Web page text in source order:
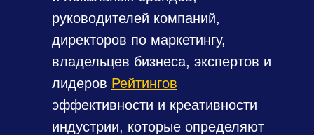
руководителей компаний,
директоров по маркетингу,
владельцев бизнеса, экспертов и
лидеров Рейтингов
эффективности и креативности
индустрии, которые определяют